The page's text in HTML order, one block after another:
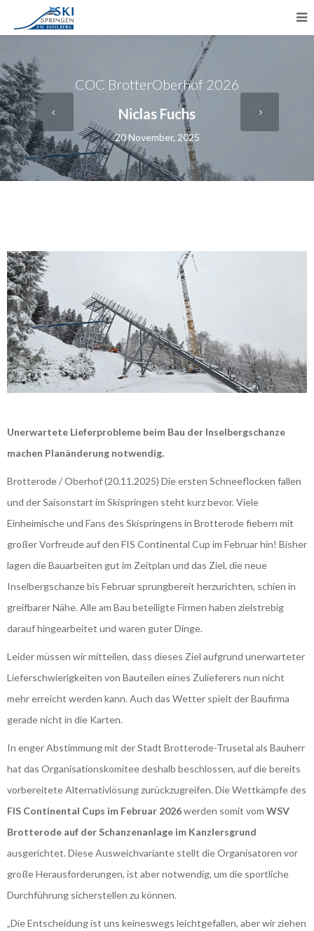
COC BrotterOberhof 2026
Niclas Fuchs
20 November, 2025
Unerwartete Lieferprobleme beim Bau der Inselbergschanze
machen Planänderung notwendig.
Brotterode / Oberhof (20.11.2025) Die ersten Schneeflocken fallen
und der Saisonstart im Skispringen steht kurz bevor. Viele
Einheimische und Fans des Skispringens in Brotterode fiebern mit
großer Vorfreude auf den FIS Continental Cup im Februar hin! Bisher
lagen die Bauarbeiten gut im Zeitplan und das Ziel, die neue
Inselbergschanze bis Februar sprungbereit herzurichten, schien in
greifbarer Nähe. Alle am Bau beteiligte Firmen haben zielstrebig
darauf hingearbeitet und waren guter Dinge.
Leider müssen wir mitteilen, dass dieses Ziel aufgrund unerwarteter
Lieferschwierigkeiten von Bauteilen eines Zulieferers nun nicht
mehr erreicht werden kann. Auch das Wetter spielt der Baufirma
gerade nicht in die Karten.
In enger Abstimmung mit der Stadt Brotterode-Trusetal als Bauherr
hat das Organisationskomitee deshalb beschlossen, auf die bereits
vorbereitete Alternativlösung zurückzugreifen. Die Wettkämpfe des
FIS Continental Cups im Februar 2026werden somit vom WSV
Brotterode auf der Schanzenanlage im Kanzlersgrund
ausgerichtet. Diese Ausweichvariante stellt die Organisatoren vor
große Herausforderungen, ist aber notwendig, um die sportliche
Durchführung sicherstellen zu können.
„Die Entscheidung ist uns keineswegs leichtgefallen, aber wir ziehen